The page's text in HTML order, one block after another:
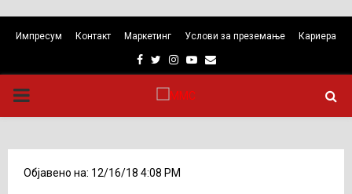
Импресум Контакт Маркетинг Услови за преземање Кариера
Facebook
TwitterInstagram
Youtube
Email
PRIMARY
Објавено на: 12/16/18 4:08 PM